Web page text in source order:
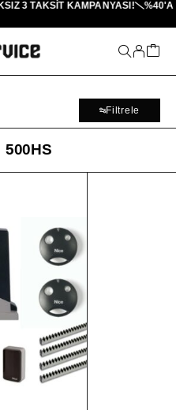
3 TAKSIT KAMPANYASI! %40'A
Filtrele
500HS